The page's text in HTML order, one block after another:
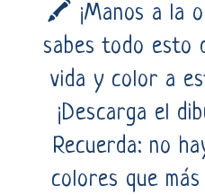
🖍️ ¡Manos a la
sabes todo esto
vida y color a
¡Descarga el
Recuerda: no
colores que